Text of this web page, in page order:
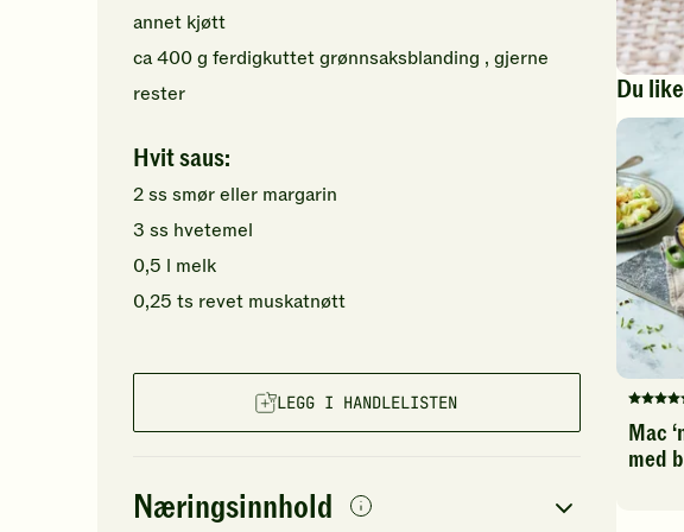
annet kjøtt
ca400g ferdigkuttet grønnsaksblanding , gjerne
rester
Hvit saus:
2ss smøreller margarin
3 ss hvetemel
0,5 l melk
0,25 ts revet muskatnøtt
LEGG I HANDLELISTEN
Næringsinnhold
Du
Denne
har
Mac
med